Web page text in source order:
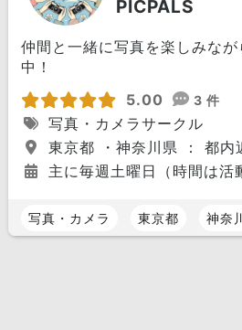
PICPALS
仲間と一緒に写真を楽しみな
中！
5.00
3 件
写真・カメラサークル
東京都 ・神奈川県 ： 都内
主に毎週土曜日（時間は活
写真・カメラ 東京都 神奈